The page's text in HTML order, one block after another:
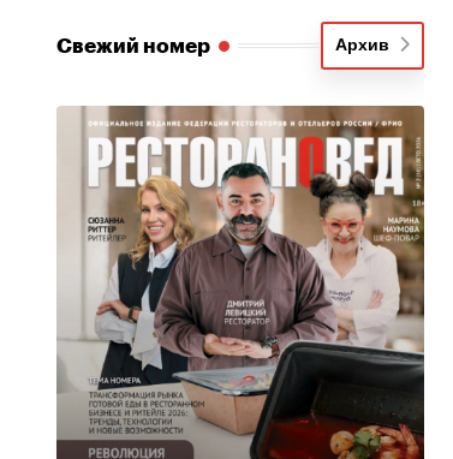
Свежий номер Архив